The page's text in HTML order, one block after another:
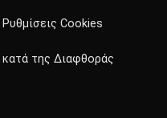
Ρυθμίσεις Cookies
κατά της Διαφθοράς